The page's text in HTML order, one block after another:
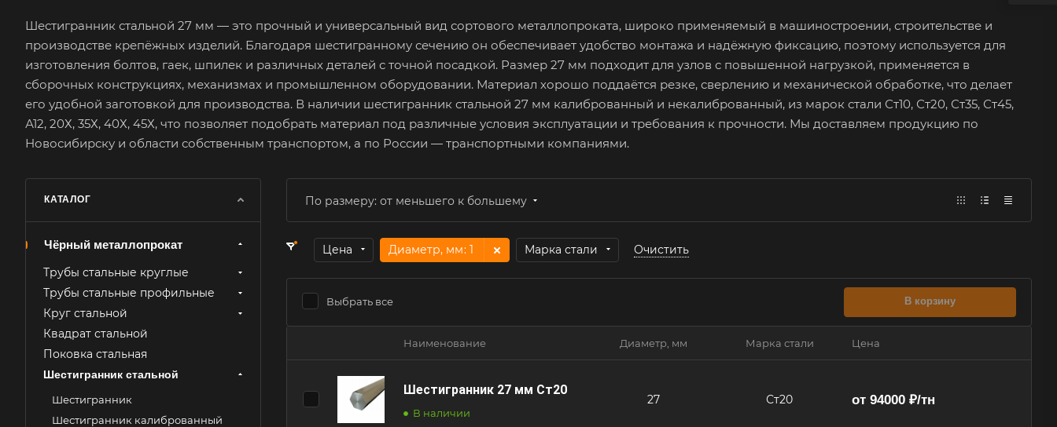
Шестигранник стальной 27 мм — это прочный и универсальный вид сортового металлопроката, широко применяемый в машиностроении, строительстве и
производстве крепёжных изделий. Благодаря шестигранному сечению он обеспечивает удобство монтажа и надёжную фиксацию, поэтому используется для
изготовления болтов, гаек, шпилек и различных деталей с точной посадкой. Размер 27 мм подходит для узлов с повышенной нагрузкой, применяется в
сборочных конструкциях, механизмах и промышленном оборудовании. Материал хорошо поддаётся резке, сверлению и механической обработке, что делает
его удобной заготовкой для производства. В наличии шестигранник стальной 27 мм калиброванный и некалиброванный, из марок стали Ст10, Ст20, Ст35, Ст45,
А12, 20Х, 35Х, 40Х, 45Х, что позволяет подобрать материал под различные условия эксплуатации и требования к прочности. Мы доставляем продукцию по
Новосибирску и области собственным транспортом, а по России — транспортными компаниями.
По размеру: от меньшего к большему
Цена Диаметр, мм: 1 Марка стали Очистить
Выбрать все В корзину
Наименование Диаметр, мм Марка стали Цена
Шестигранник 27 мм Ст20
В наличии
27 Ст20 от 94000 ₽/тн
КАТАЛОГ
Чёрный металлопрокат
Трубы стальные круглые
Трубы стальные профильные
Круг стальной
Квадрат стальной
Поковка стальная
Шестигранник стальной
Шестигранник
Шестигранник калиброванный